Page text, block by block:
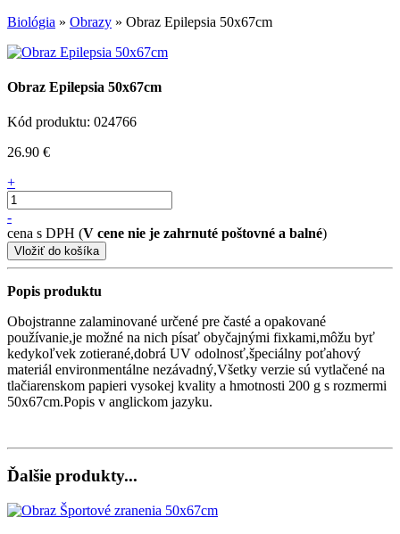
Biológia » Obrazy » Obraz Epilepsia 50x67cm
Obraz Epilepsia 50x67cm
Kód produktu: 024766
26.90 €
+
-
cena s DPH (V cene nie je zahrnuté poštovné a balné)
Popis produktu
Obojstranne zalaminované určené pre časté a opakované
používanie,je možné na nich písať obyčajnými fixkami,môžu byť
kedykoľvek zotierané,dobrá UV odolnosť,špeciálny poťahový
materiál environmentálne nezávadný,Všetky verzie sú vytlačené na
tlačiarenskom papieri vysokej kvality a hmotnosti 200 g s rozmermi
50x67cm.Popis v anglickom jazyku.
Ďalšie produkty...